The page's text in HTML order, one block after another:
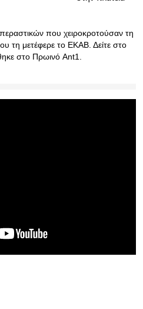
που χειροκροτούσαν τη
τη μετέφερε το ΕΚΑΒ. Δείτε στο
στο Πρωινό Ant1.